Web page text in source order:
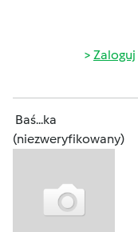
Zaloguj
Baś...ka
(niezweryfikowany)